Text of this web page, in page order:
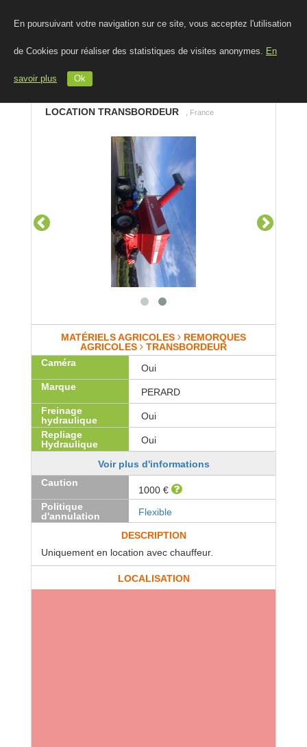
En poursuivant votre navigation sur ce site, vous acceptez l'utilisation
de Cookies pour réaliser des statistiques de visites anonymes. En
savoir plus Ok
LOCATION TRANSBORDEUR , France
MATÉRIELS AGRICOLES
REMORQUES
AGRICOLES
TRANSBORDEUR
Caméra
Oui
Marque
PERARD
Freinage
hydraulique
Oui
Repliage
Hydraulique
Oui
Voir plus d'informations
Caution
1000 €
Politique
d'annulation
Flexible
DESCRIPTION
Uniquement en location avec chauffeur.
LOCALISATION